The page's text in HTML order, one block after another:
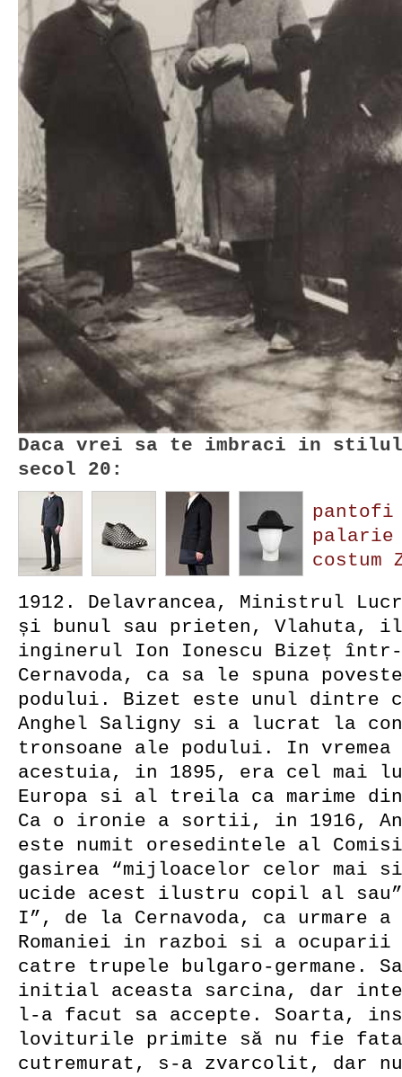
Daca vrei sa te imbraci in
secol 20:
pantofi
palarie
costum
1912. Delavrancea, Ministrul
și bunul sau prieten, Vlahuta,
inginerul Ion Ionescu Bizeț
Cernavoda, ca sa le spuna
podului. Bizet este unul dintre
Anghel Saligny si a lucrat la
tronsoane ale podului. In
acestuia, in 1895, era cel mai
Europa si al treila ca marime
Ca o ironie a sortii, in 1916,
este numit oresedintele al
gasirea “mijloacelor celor mai
ucide acest ilustru copil al
I”, de la Cernavoda, ca urmare
Romaniei in razboi si a ocuparii
catre trupele bulgaro-germane.
initial aceasta sarcina, dar
l-a facut sa accepte. Soarta,
loviturile primite să nu fie
cutremurat, s-a zvarcolit, dar